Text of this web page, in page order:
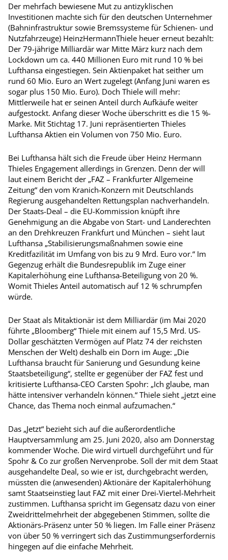
Der mehrfach bewiesene Mut zu antizyklischen
Investitionen machte sich für den deutschen Unternehmer
(Bahninfrastruktur sowie Bremssysteme für Schienen- und
Nutzfahrzeuge) HeinzHermannThiele heuer erneut bezahlt:
Der 79-jährige Milliardär war Mitte März kurz nach dem
Lockdown um ca. 440 Millionen Euro mit rund 10 % bei
Lufthansa eingestiegen. Sein Aktienpaket hat seither um
rund 60 Mio. Euro an Wert zugelegt (Anfang Juni waren es
sogar plus 150 Mio. Euro). Doch Thiele will mehr:
Mittlerweile hat er seinen Anteil durch Aufkäufe weiter
aufgestockt. Anfang dieser Woche überschritt es die 15 %-
Marke. Mit Stichtag 17. Juni repräsentierten Thieles
Lufthansa Aktien ein Volumen von 750 Mio. Euro.
Bei Lufthansa hält sich die Freude über Heinz Hermann
Thieles Engagement allerdings in Grenzen. Denn der will
laut einem Bericht der „FAZ – Frankfurter Allgemeine
Zeitung“ den vom Kranich-Konzern mit Deutschlands
Regierung ausgehandelten Rettungsplan nachverhandeln.
Der Staats-Deal – die EU-Kommission knüpft ihre
Genehmigung an die Abgabe von Start- und Landerechten
an den Drehkreuzen Frankfurt und München – sieht laut
Lufthansa „Stabilisierungsmaßnahmen sowie eine
Kreditfazilität im Umfang von bis zu 9 Mrd. Euro vor.“ Im
Gegenzug erhält die Bundesrepublik im Zuge einer
Kapitalerhöhung eine Lufthansa-Beteiligung von 20 %.
Womit Thieles Anteil automatisch auf 12 % schrumpfen
würde.
Der Staat als Mitaktionär ist dem Milliardär (im Mai 2020
führte „Bloomberg“ Thiele mit einem auf 15,5 Mrd. US-
Dollar geschätzten Vermögen auf Platz 74 der reichsten
Menschen der Welt) deshalb ein Dorn im Auge: „Die
Lufthansa braucht für Sanierung und Gesundung keine
Staatsbeteiligung“, stellte er gegenüber der FAZ fest und
kritisierte Lufthansa-CEO Carsten Spohr: „Ich glaube, man
hätte intensiver verhandeln können.“ Thiele sieht „jetzt eine
Chance, das Thema noch einmal aufzumachen.“
Das „Jetzt“ bezieht sich auf die außerordentliche
Hauptversammlung am 25. Juni 2020, also am Donnerstag
kommender Woche. Die wird virtuell durchgeführt und für
Spohr & Co zur großen Nervenprobe. Soll der mit dem Staat
ausgehandelte Deal, so wie er ist, durchgebracht werden,
müssten die (anwesenden) Aktio­näre der Kapitalerhöhung
samt Staatseinstieg laut FAZ mit einer Drei-Viertel-Mehrheit
zustimmen. Lufthansa spricht im Gegensatz dazu von einer
Zweidrittelmehrheit der abgegebenen Stimmen, sollte die
Aktionärs-Präsenz unter 50 % liegen. Im Falle einer Präsenz
von über 50 % verringert sich das Zustimmungserfordernis
hingegen auf die einfache Mehrheit.